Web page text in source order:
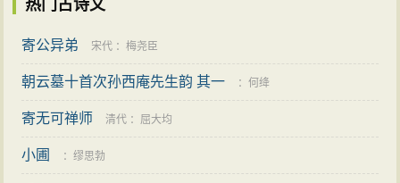
热门古诗文
寄公异弟 宋代 ：梅尧臣
朝云墓十首次孙西庵先生韵 其一 ：何绛
寄无可禅师 清代 ： 屈大均
小圃 ：缪思勃